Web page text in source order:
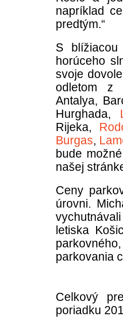
napríklad
predtým.“
S
horúceho
svoje
odletom z
Antalya,
Hurghada,
Rijeka,
Burgas,
bude
našej
Ceny
úrovni.
letiska
parkovania
Celkový
poriadku